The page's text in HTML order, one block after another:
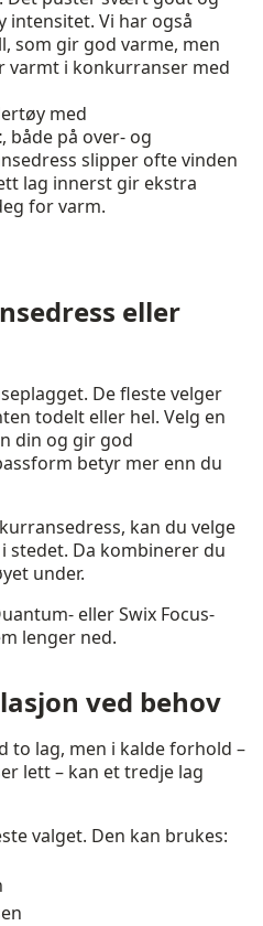
Vi har også
som gir god varme, men
varmt i konkurranser med
med
, både på over- og
slipper ofte vinden
lag innerst gir ekstra
for varm.
eller
De fleste velger
todelt eller hel. Velg en
din og gir god
betyr mer enn du
kan du velge
i stedet. Da kombinerer du
under.
eller Swix Focus-
lenger ned.
ved behov
to lag, men i kalde forhold –
lett – kan et tredje lag
valget. Den kan brukes: